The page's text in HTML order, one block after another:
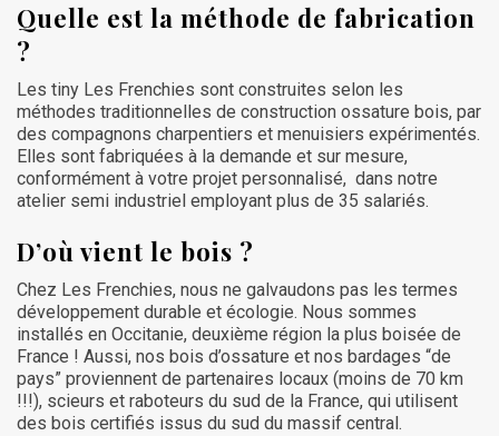
Quelle est la méthode de fabrication
?
Les tiny Les Frenchies sont construites selon les
méthodes traditionnelles de construction ossature bois, par
des compagnons charpentiers et menuisiers expérimentés.
Elles sont fabriquées à la demande et sur mesure,
conformément à votre projet personnalisé, dans notre
atelier semi industriel employant plus de 35 salariés.
D’où vient le bois ?
Chez Les Frenchies, nous ne galvaudons pas les termes
développement durable et écologie. Nous sommes
installés en Occitanie, deuxième région la plus boisée de
France ! Aussi, nos bois d’ossature et nos bardages “de
pays” proviennent de partenaires locaux (moins de 70 km
!!!), scieurs et raboteurs du sud de la France, qui utilisent
des bois certifiés issus du sud du massif central.